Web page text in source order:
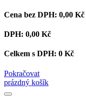
Cena bez DPH: 0,00 Kč
DPH: 0,00 Kč
Celkem s DPH: 0 Kč
Pokračovat
prázdný košík